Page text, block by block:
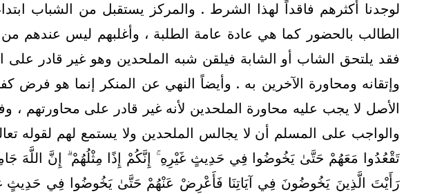
لوجدنا أكثرهم فاقداً لهذا الشرط . والمركز يستقبل من الشباب
الطالب بالحضور كما هي عادة عامة الطلبة ، وأغلبهم ليس عندهم من
فقد يلتحق الشاب أو الشابة فيلقن شبه الملحدين وهو غير قادر
وإتقانه ومحاورة الآخرين به . وأيضاً النهي عن المنكر إنما هو
الأصل لا يجب عليه محاورة الملحدين لأنه غير قادر على محاورتهم
والواجب على المسلم أن لا يجالس الملحدين ولا يستمع لهم لقوله